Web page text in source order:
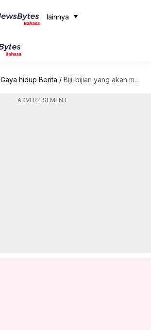
lainnya
Gaya hidup Berita / Biji-bijian yang akan menyempurnakan sarapan Anda
ADVERTISEMENT